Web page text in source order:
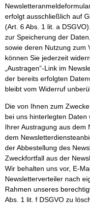
erfolgt ausschließlich auf
(Art. 6 Abs. 1 lit. a
zur Speicherung der
sowie deren Nutzung zum
können Sie jederzeit
„Austragen“-Link im
der bereits erfolgten
bleibt vom Widerruf
Die von Ihnen zum
bei uns hinterlegten Daten
Ihrer Austragung aus dem
dem
der Abbestellung des
Zweckfortfall aus der
Wir behalten uns vor, E-
Newsletterverteiler nach
Rahmen unseres
Abs. 1 lit. f DSGVO zu